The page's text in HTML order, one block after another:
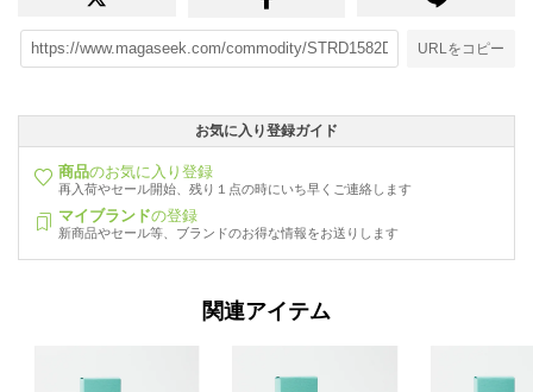
URLをコピー
お気に入り登録ガイド
商品のお気に入り登録
再入荷やセール開始、残り１点の時にいち早くご連絡します
マイブランドの登録
新商品やセール等、ブランドのお得な情報をお送りします
関連アイテム